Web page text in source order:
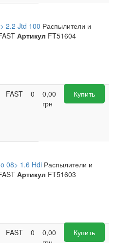
2.2 Jtd 100 Распылители и
Артикул FT51604
FAST 0
0,00
грн
Купить
08> 1.6 Hdi Распылители и
Артикул FT51603
FAST 0
0,00
Купить